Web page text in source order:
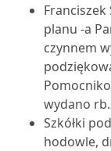
planu -a
czynnem
wydano
Szkółki
hodowle,